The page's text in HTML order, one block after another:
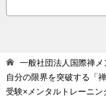
一般社団法人国際禅
自分の限界を突破する「
受験×メンタルトレーニン